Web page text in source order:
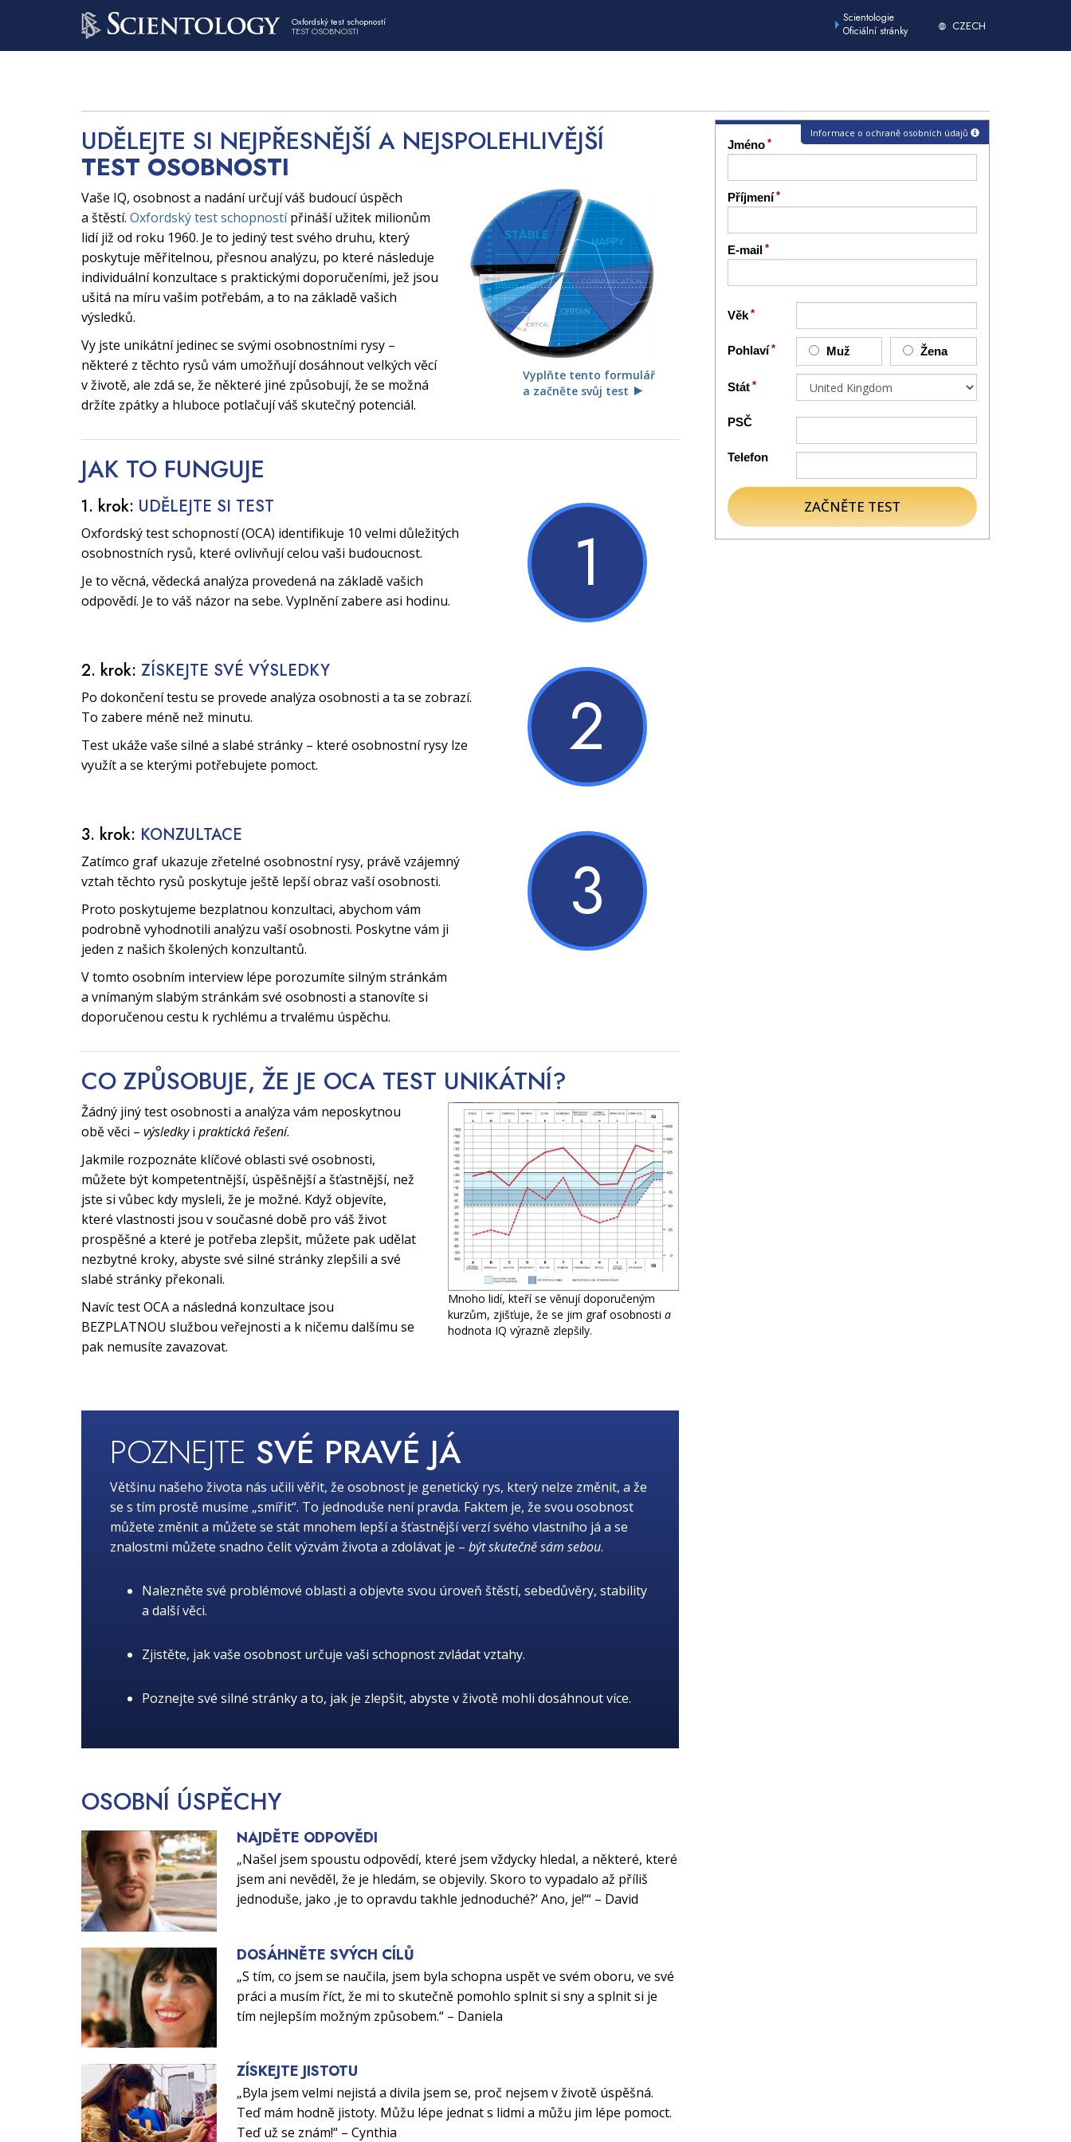
Oxfordský test schopností
TEST OSOBNOSTI
Scientologie
Oficiální stránky
CZECH
Informace o ochraně osobních údajů
Jméno
Příjmení
E-mail
Věk
Pohlaví Muž Žena
Stát
PSČ
Telefon
ZAČNĚTE TEST
UDĚLEJTE SI NEJPŘESNĚJŠÍ A NEJSPOLEHLIVĚJŠÍ
TEST OSOBNOSTI
Vyplňte tento formulář
a začněte svůj test
Vaše IQ, osobnost a nadání určují váš budoucí úspěch
a štěstí. Oxfordský test schopnostípřináší užitek milionům
lidí již od roku 1960. Je to jediný test svého druhu, který
poskytuje měřitelnou, přesnou analýzu, po které následuje
individuální konzultace s praktickými doporučeními, jež jsou
ušitá na míru vašim potřebám, a to na základě vašich
výsledků.
Vy jste unikátní jedinec se svými osobnostními rysy –
některé z těchto rysů vám umožňují dosáhnout velkých věcí
v životě, ale zdá se, že některé jiné způsobují, že se možná
držíte zpátky a hluboce potlačují váš skutečný potenciál.
JAK TO FUNGUJE
1. krok: UDĚLEJTE SI TEST
Oxfordský test schopností (OCA) identifikuje 10 velmi důležitých
osobnostních rysů, které ovlivňují celou vaši budoucnost.
Je to věcná, vědecká analýza provedená na základě vašich
odpovědí. Je to váš názor na sebe. Vyplnění zabere asi hodinu.
1
2. krok: ZÍSKEJTE SVÉ VÝSLEDKY
Po dokončení testu se provede analýza osobnosti a ta se zobrazí.
To zabere méně než minutu.
Test ukáže vaše silné a slabé stránky – které osobnostní rysy lze
využít a se kterými potřebujete pomoct.
2
3. krok: KONZULTACE
Zatímco graf ukazuje zřetelné osobnostní rysy, právě vzájemný
vztah těchto rysů poskytuje ještě lepší obraz vaší osobnosti.
Proto poskytujeme bezplatnou konzultaci, abychom vám
podrobně vyhodnotili analýzu vaší osobnosti. Poskytne vám ji
jeden z našich školených konzultantů.
V tomto osobním interview lépe porozumíte silným stránkám
a vnímaným slabým stránkám své osobnosti a stanovíte si
doporučenou cestu k rychlému a trvalému úspěchu.
3
CO ZPŮSOBUJE, ŽE JE OCA TEST UNIKÁTNÍ?
Žádný jiný test osobnosti a analýza vám neposkytnou
obě věci – výsledkyi praktická řešení.
Jakmile rozpoznáte klíčové oblasti své osobnosti,
můžete být kompetentnější, úspěšnější a šťastnější, než
jste si vůbec kdy mysleli, že je možné. Když objevíte,
které vlastnosti jsou v současné době pro váš život
prospěšné a které je potřeba zlepšit, můžete pak udělat
nezbytné kroky, abyste své silné stránky zlepšili a své
slabé stránky překonali.
Navíc test OCA a následná konzultace jsou
BEZPLATNOU službou veřejnosti a k ničemu dalšímu se
pak nemusíte zavazovat.
Mnoho lidí, kteří se věnují doporučeným
kurzům, zjišťuje, že se jim graf osobnosti a
hodnota IQ výrazně zlepšily.
POZNEJTE SVÉ PRAVÉ JÁ
Většinu našeho života nás učili věřit, že osobnost je genetický rys, který nelze změnit, a že
se s tím prostě musíme „smířit“. To jednoduše není pravda. Faktem je, že svou osobnost
můžete změnit a můžete se stát mnohem lepší a šťastnější verzí svého vlastního já a se
znalostmi můžete snadno čelit výzvám života a zdolávat je – být skutečně sám sebou.
Nalezněte své problémové oblasti a objevte svou úroveň štěstí, sebedůvěry, stability
a další věci.
Zjistěte, jak vaše osobnost určuje vaši schopnost zvládat vztahy.
Poznejte své silné stránky a to, jak je zlepšit, abyste v životě mohli dosáhnout více.
OSOBNÍ ÚSPĚCHY
NAJDĚTE ODPOVĚDI
„Našel jsem spoustu odpovědí, které jsem vždycky hledal, a některé, které
jsem ani nevěděl, že je hledám, se objevily. Skoro to vypadalo až příliš
jednoduše, jako ‚je to opravdu takhle jednoduché?‘ Ano, je!‘“ – David
DOSÁHNĚTE SVÝCH CÍLŮ
„S tím, co jsem se naučila, jsem byla schopna uspět ve svém oboru, ve své
práci a musím říct, že mi to skutečně pomohlo splnit si sny a splnit si je
tím nejlepším možným způsobem.“ – Daniela
ZÍSKEJTE JISTOTU
„Byla jsem velmi nejistá a divila jsem se, proč nejsem v životě úspěšná.
Teď mám hodně jistoty. Můžu lépe jednat s lidmi a můžu jim lépe pomoct.
Teď už se znám!“ – Cynthia